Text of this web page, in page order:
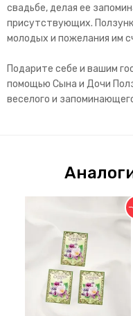
свадьбе, делая ее
присутствующих.
молодых и пожелания им
Подарите себе и вашим
помощью Сына и Дочи
веселого и